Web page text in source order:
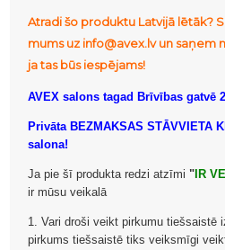
Atradi šo produktu Latvijā lētāk?
mums uz info@avex.lv un saņem
ja tas būs iespējams!
AVEX salons tagad Brīvības gatvē
Privāta BEZMAKSAS STĀVVIETA
salona!
Ja pie šī produkta redzi atzīmi " IR
ir mūsu veikalā
1. Vari droši veikt pirkumu tiešsaistē
pirkums tiešsaistē tiks veiksmīgi